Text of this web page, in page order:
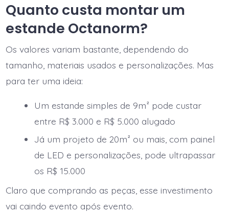
Quanto custa montar um
estande Octanorm?
Os valores variam bastante, dependendo do
tamanho, materiais usados e personalizações. Mas
para ter uma ideia:
Um estande simples de 9m² pode custar
entre R$ 3.000 e R$ 5.000 alugado
Já um projeto de 20m² ou mais, com painel
de LED e personalizações, pode ultrapassar
os R$ 15.000
Claro que comprando as peças, esse investimento
vai caindo evento após evento.